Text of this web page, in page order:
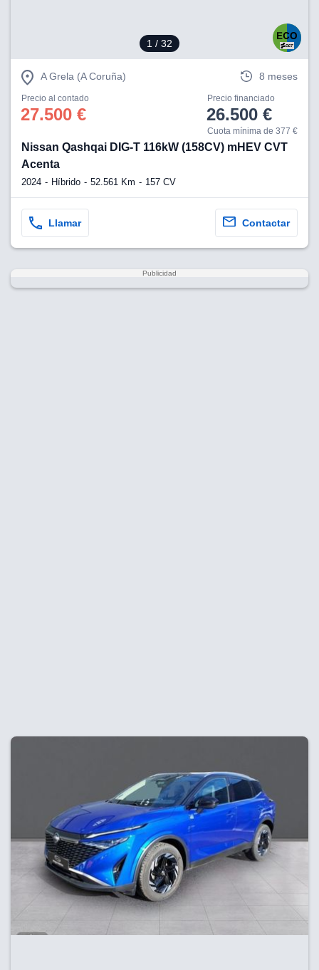
1 / 32
A Grela (A Coruña) 8 meses
Precio al contado
27.500 €
Precio financiado
26.500 €
Cuota mínima de 377 €
Nissan Qashqai DIG-T 116kW (158CV) mHEV CVT
Acenta
2024 Híbrido 52.561 Km 157 CV
Llamar Contactar